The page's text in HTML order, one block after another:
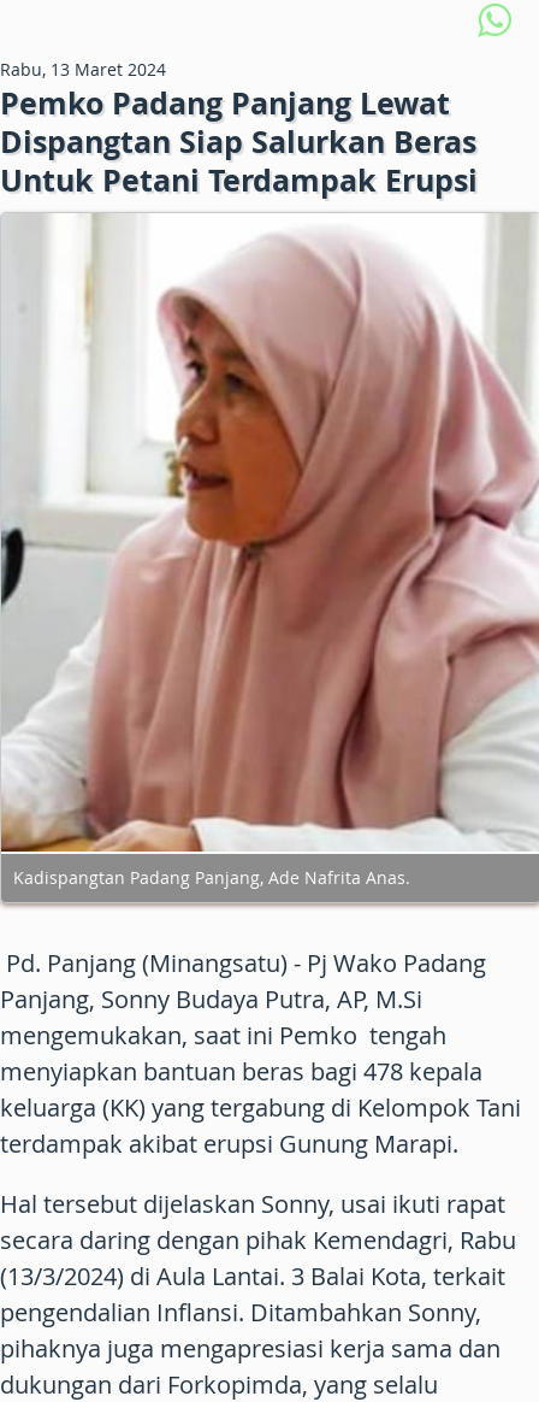
Rabu, 13 Maret 2024
Pemko Padang Panjang Lewat
Dispangtan Siap Salurkan Beras
Untuk Petani Terdampak Erupsi
Kadispangtan Padang Panjang, Ade Nafrita Anas.
Pd. Panjang (Minangsatu) - Pj Wako Padang
Panjang, Sonny Budaya Putra, AP, M.Si
mengemukakan, saat ini Pemko tengah
menyiapkan bantuan beras bagi 478 kepala
keluarga (KK) yang tergabung di Kelompok Tani
terdampak akibat erupsi Gunung Marapi.
Hal tersebut dijelaskan Sonny, usai ikuti rapat
secara daring dengan pihak Kemendagri, Rabu
(13/3/2024) di Aula Lantai. 3 Balai Kota, terkait
pengendalian Inflansi. Ditambahkan Sonny,
pihaknya juga mengapresiasi kerja sama dan
dukungan dari Forkopimda, yang selalu